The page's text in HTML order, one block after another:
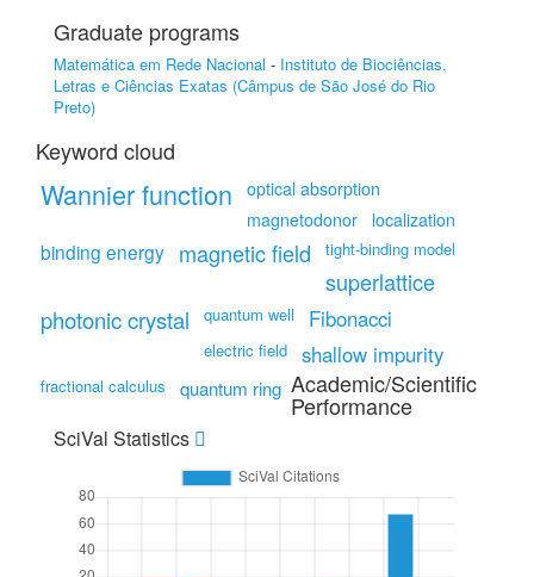
Graduate programs
Matemática em Rede Nacional - Instituto de Biociências,
Letras e Ciências Exatas (Câmpus de São José do Rio
Preto)
Keyword cloud
Wannier function
optical absorption
magnetodonor
localization
binding energy magnetic field tight-binding model
superlattice
photonic crystal
quantum well Fibonacci
electric field shallow impurity
fractional calculus quantum ring Academic/Scientific
Performance
SciVal Statistics